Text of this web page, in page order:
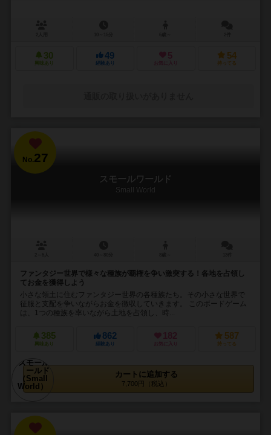
30
興味あり
49
経験あり
5
お気に入り
54
持ってる
No.27
スモールワールド
Small World
ファンタジー世界で様々な種族が覇権を争い激突する！各地を占領し
てお金を獲得しよう
小さな領土に住むファンタジー世界の各種族たち。その小さな世界で
征服と支配を争いながらお金を徴収していきます。 このボードゲーム
は、1つの種族を率いながら土地を占領し、時...
385
興味あり
862
経験あり
182
お気に入り
587
持ってる
カートに追加する
7,700円（税込）